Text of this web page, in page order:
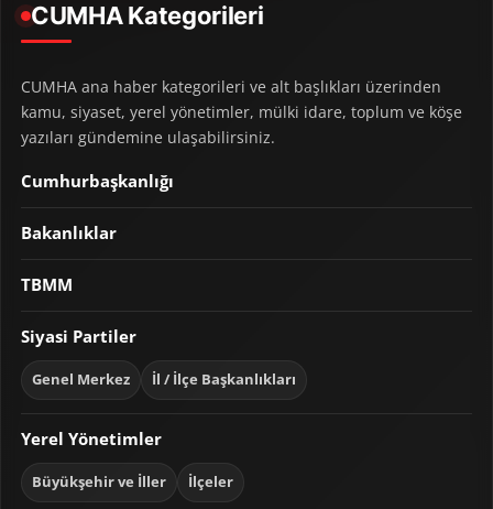
CUMHA Kategorileri
CUMHA ana haber kategorileri ve alt başlıkları üzerinden
kamu, siyaset, yerel yönetimler, mülki idare, toplum ve köşe
yazıları gündemine ulaşabilirsiniz.
Cumhurbaşkanlığı
Bakanlıklar
TBMM
Siyasi Partiler
Genel Merkez İl / İlçe Başkanlıkları
Yerel Yönetimler
Büyükşehir ve İller İlçeler